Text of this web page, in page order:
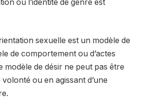
ou l’identité de genre est
sexuelle est un modèle de
de comportement ou d’actes
modèle de désir ne peut pas être
ou en agissant d’une